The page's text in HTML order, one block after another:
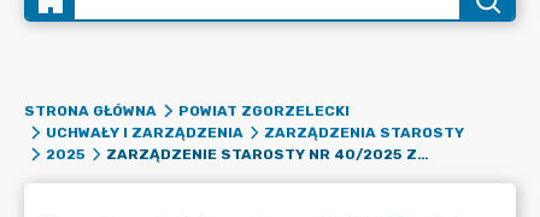
STRONA GŁÓWNA
POWIAT ZGORZELECKI
UCHWAŁY I ZARZĄDZENIA
ZARZĄDZENIA STAROSTY
2025
ZARZĄDZENIE STAROSTY NR 40/2025 Z DNIA 22 MAJA 2025 R. W SPRAWIE POWOŁANIA SKŁADU OSOBOWEGO ZESPOŁU KONTROLUJĄCEGO DO PRZEPROWADZANIA KONTROLI W PRYWATNEJ POLICEALNEJ SZKOLE AWANGARDA W ZGORZELCU PRZY UL. ARMII KRAJOWEJ 13.